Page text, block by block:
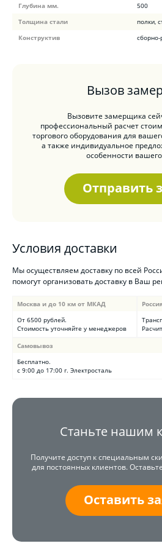
Глубина мм.
500
Толщина стали
полки,
Конструктив
Вызов
Вызовите замерщика
профессиональный расчет
торгового оборудования для
а также индивидуальное
особенности
Отправить
Условия доставки
Мы осуществляем доставку по всей
помогут организовать доставку в Ваш
Москва и до 10 км от МКАД
От 6500 рублей.
Стоимость уточняйте у менеджеров
Самовывоз
Бесплатно.
с 9:00 до 17:00 г. Электросталь
Станьте нашим
Получите доступ к специальным
для постоянных клиентов.
Оставить